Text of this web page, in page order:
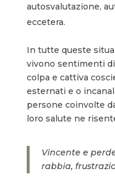
autosvalutazione,
eccetera.
In tutte queste
vivono sentimenti
colpa e cattiva
esternati e o
persone coinvolte
loro salute ne
Vincente e
rabbia,